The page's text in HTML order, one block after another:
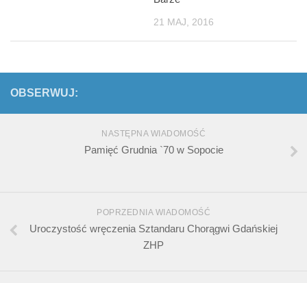
21 MAJ, 2016
OBSERWUJ:
NASTĘPNA WIADOMOŚĆ
Pamięć Grudnia `70 w Sopocie
POPRZEDNIA WIADOMOŚĆ
Uroczystość wręczenia Sztandaru Chorągwi Gdańskiej
ZHP